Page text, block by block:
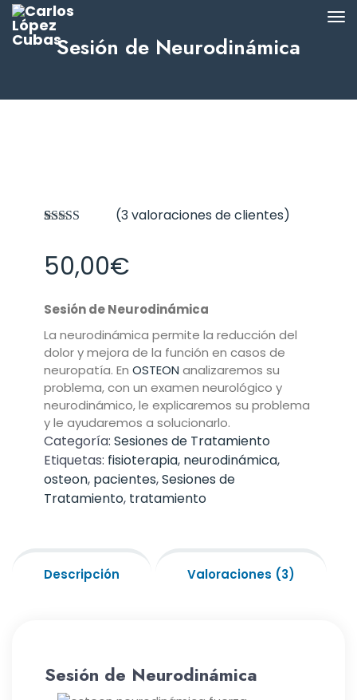
Sesión de Neurodinámica
base a
valoraciones
(3valoraciones de clientes)
50,00€
Sesión de Neurodinámica
La neurodinámica permite la reducción del
dolor y mejora de la función en casos de
neuropatía. En OSTEON analizaremos su
problema, con un examen neurológico y
neurodinámico, le explicaremos su problema
y le ayudaremos a solucionarlo.
Categoría: Sesiones de Tratamiento
Etiquetas: fisioterapia, neurodinámica,
osteon, pacientes,Sesiones de
Tratamiento, tratamiento
Descripción Valoraciones (3)
Sesión de Neurodinámica